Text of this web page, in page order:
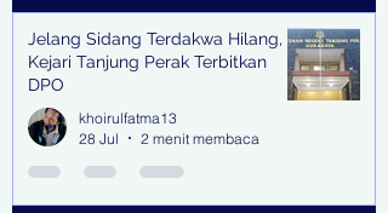
Jelang Sidang Terdakwa Hilang,
Kejari Tanjung Perak Terbitkan
DPO
khoirulfatma13
28 Jul
2 menit membaca